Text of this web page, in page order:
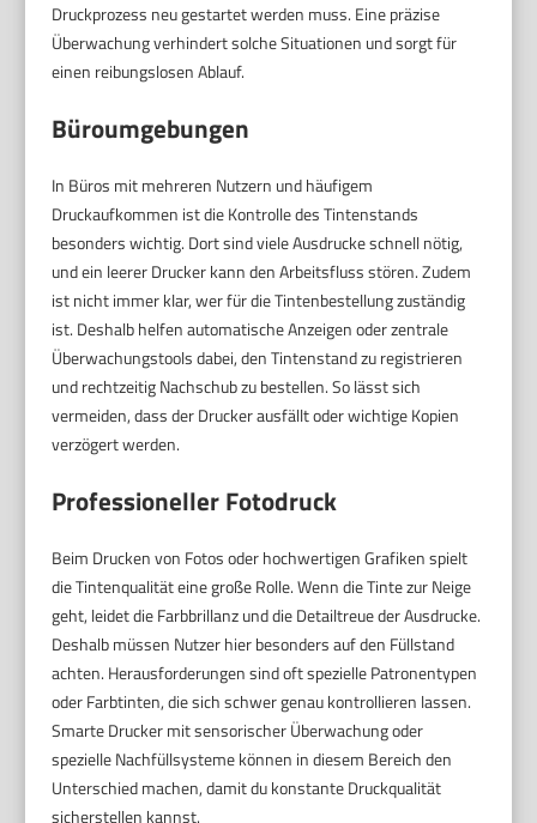
Druckprozess neu gestartet werden muss. Eine präzise
Überwachung verhindert solche Situationen und sorgt für
einen reibungslosen Ablauf.
Büroumgebungen
In Büros mit mehreren Nutzern und häufigem
Druckaufkommen ist die Kontrolle des Tintenstands
besonders wichtig. Dort sind viele Ausdrucke schnell nötig,
und ein leerer Drucker kann den Arbeitsfluss stören. Zudem
ist nicht immer klar, wer für die Tintenbestellung zuständig
ist. Deshalb helfen automatische Anzeigen oder zentrale
Überwachungstools dabei, den Tintenstand zu registrieren
und rechtzeitig Nachschub zu bestellen. So lässt sich
vermeiden, dass der Drucker ausfällt oder wichtige Kopien
verzögert werden.
Professioneller Fotodruck
Beim Drucken von Fotos oder hochwertigen Grafiken spielt
die Tintenqualität eine große Rolle. Wenn die Tinte zur Neige
geht, leidet die Farbbrillanz und die Detailtreue der Ausdrucke.
Deshalb müssen Nutzer hier besonders auf den Füllstand
achten. Herausforderungen sind oft spezielle Patronentypen
oder Farbtinten, die sich schwer genau kontrollieren lassen.
Smarte Drucker mit sensorischer Überwachung oder
spezielle Nachfüllsysteme können in diesem Bereich den
Unterschied machen, damit du konstante Druckqualität
sicherstellen kannst.